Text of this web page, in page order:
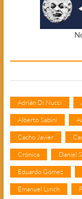
Adrián Di Nucci
Alberto Sabini
Cacho Javier
Crónica Daniel
Eduardo Gómez
Emanuel Lynch